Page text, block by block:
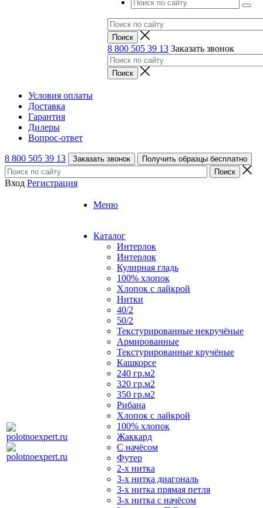
8 800 505 39 13 Заказать звонок
Условия оплаты
Доставка
Гарантия
Дилеры
Вопрос-ответ
8 800 505 39 13 Заказать звонок Получить образцы бесплатно
Вход Регистрация
Меню
Каталог
Интерлок
Интерлок
Кулирная гладь
100% хлопок
Хлопок с лайкрой
Нитки
40/2
50/2
Текстурированные некручёные
Армированные
Текстурированные кручёные
Кашкорсе
240 гр.м2
320 гр.м2
350 гр.м2
Рибана
Хлопок с лайкрой
100% хлопок
Жаккард
С начёсом
Футер
2-х нитка
3-х нитка диагональ
3-х нитка прямая петля
3-х нитка с начёсом